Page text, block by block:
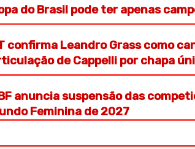
do Brasil pode ter apenas
confirma Leandro Grass como
de Cappelli por chapa
anuncia suspensão das
Feminina de 2027